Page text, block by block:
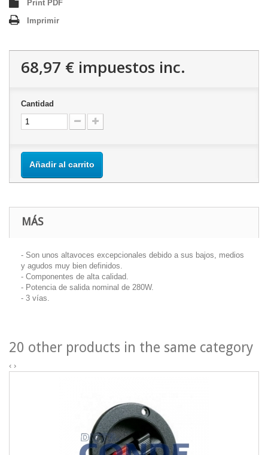
Print PDF
Imprimir
68,97 € impuestos inc.
Cantidad
Añadir al carrito
MÁS
- Son unos altavoces excepcionales debido a sus bajos, medios
y agudos muy bien definidos.
- Componentes de alta calidad.
- Potencia de salida nominal de 280W.
- 3 vías.
20 other products in the same category
‹ ›